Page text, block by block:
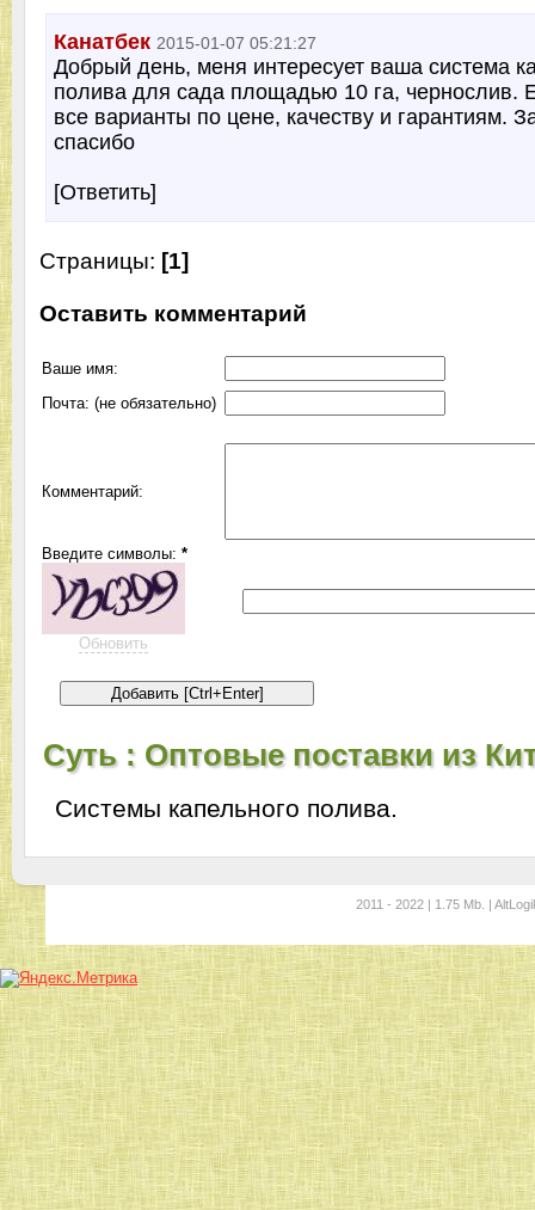
Канатбек 2015-01-07 05:21:27
Добрый день, меня интересует ваша система
полива для сада площадью 10 га, чернослив.
все варианты по цене, качеству и гарантиям.
спасибо
[Ответить]
Страницы: [1]
Оставить комментарий
Ваше имя:
Почта: (не обязательно)
Комментарий:
Введите символы: *
Обновить
Суть : Оптовые поставки из
Системы капельного полива.
2011 - 2022 | 1.75 Mb. |